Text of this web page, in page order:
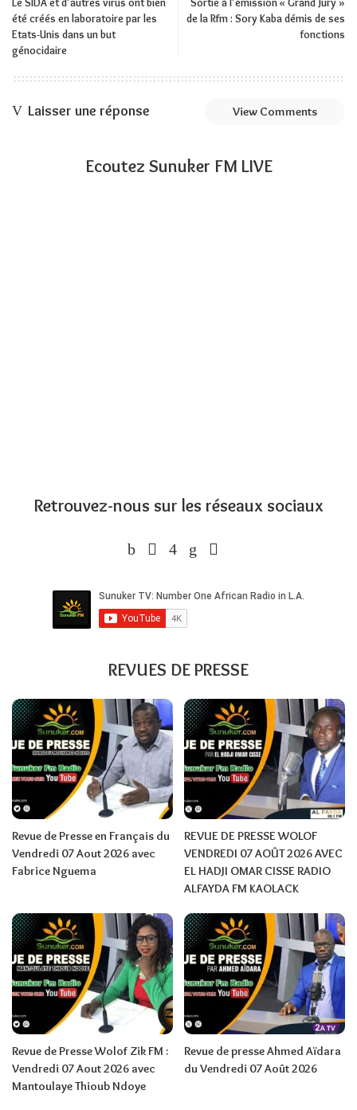
été créés en laboratoire par les
Etats-Unis dans un but
génocidaire
de la Rfm : Sory Kaba démis de ses
fonctions
Laisser une réponse View Comments
Ecoutez Sunuker FM LIVE
Retrouvez-nous sur les réseaux sociaux
REVUES DE PRESSE
Revue de Presse en Français du
Vendredi 07 Aout 2026 avec
Fabrice Nguema
REVUE DE PRESSE WOLOF
VENDREDI 07 AOÛT 2026 AVEC
EL HADJI OMAR CISSE RADIO
ALFAYDA FM KAOLACK
Revue de Presse Wolof Zik FM :
Vendredi 07 Aout 2026 avec
Mantoulaye Thioub Ndoye
Revue de presse Ahmed Aïdara
du Vendredi 07 Août 2026